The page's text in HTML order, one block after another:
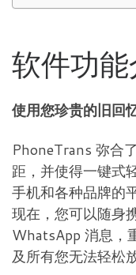
软件功
使用您珍贵的旧回
PhoneTrans 弥合
距，并使得一键式
手机和各种品牌的
现在，您可以随身
WhatsApp 消息，
及所有您无法轻松